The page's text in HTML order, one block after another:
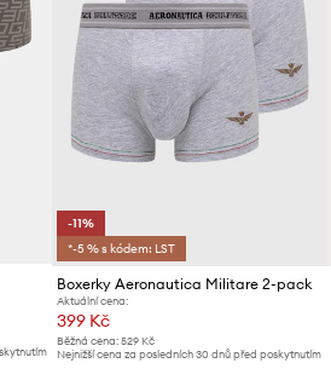
-11%
*-5 % s kódem: LST
Boxerky Aeronautica Militare 2-pack
Aktuální cena:
399 Kč
Běžná cena: 529 Kč
Nejnižší cena za posledních 30 dnů před poskytnutím